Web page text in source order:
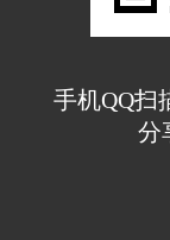
手机QQ扫
分